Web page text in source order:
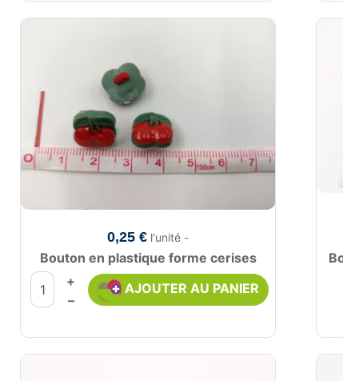
0,25 € l'unité -
Bouton en plastique forme cerises
+
–
AJOUTER AU PANIER